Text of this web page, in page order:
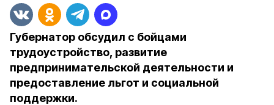
Губернатор обсудил с бойцами
трудоустройство, развитие
предпринимательской деятельности и
предоставление льгот и социальной
поддержки.